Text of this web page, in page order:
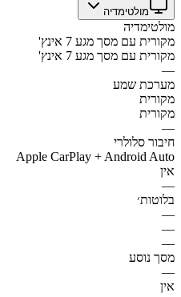
מולטימדיה
מולטימדיה
מקורית עם מסך מגע 7 אינץ'
מקורית עם מסך מגע 7 אינץ'
—
מערכת שמע
מקורית
מקורית
—
חיבור סלולרי
Apple CarPlay + Android Auto
אין
—
בלוטות׳
—
—
—
מסך נוסע
—
אין